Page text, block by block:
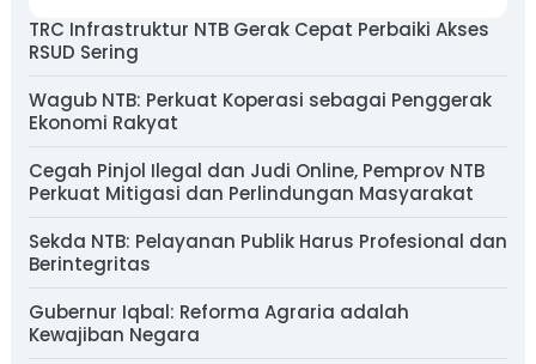
TRC Infrastruktur NTB Gerak Cepat Perbaiki Akses
RSUD Sering
Wagub NTB: Perkuat Koperasi sebagai Penggerak
Ekonomi Rakyat
Cegah Pinjol Ilegal dan Judi Online, Pemprov NTB
Perkuat Mitigasi dan Perlindungan Masyarakat
Sekda NTB: Pelayanan Publik Harus Profesional dan
Berintegritas
Gubernur Iqbal: Reforma Agraria adalah
Kewajiban Negara